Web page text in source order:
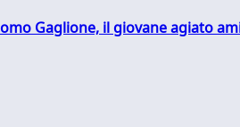
Gaglione, il giovane agiato